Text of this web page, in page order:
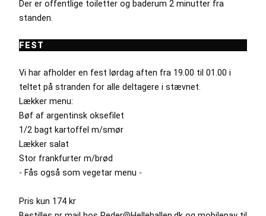
Der er offentlige toiletter og baderum 2 minutter fra
standen.
FEST
Vi har afholder en fest lørdag aften fra 19.00 til 01.00 i
teltet på stranden for alle deltagere i stævnet.
Lækker menu:
Bøf af argentinsk oksefilet
1/2 bagt kartoffel m/smør
Lækker salat
Stor frankfurter m/brød
- Fås også som vegetar menu -
Pris kun 174 kr